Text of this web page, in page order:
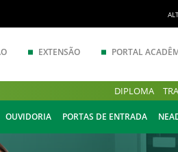
EXTENSÃO PORTAL
DIPLOMA
OUVIDORIA PORTAS DE ENTRADA